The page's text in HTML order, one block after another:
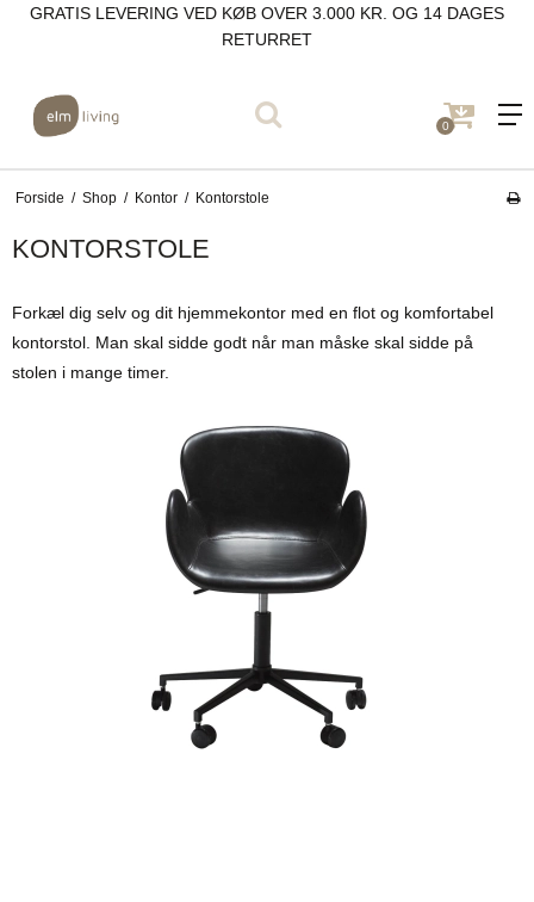
GRATIS LEVERING VED KØB OVER 3.000 KR. OG 14 DAGES
RETURRET
0
Forside / Shop / Kontor / Kontorstole
KONTORSTOLE
Forkæl dig selv og dit hjemmekontor med en flot og komfortabel
kontorstol. Man skal sidde godt når man måske skal sidde på
stolen i mange timer.